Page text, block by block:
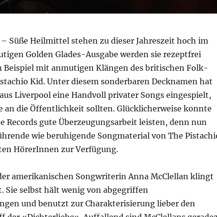
– Süße Heilmittel stehen zu dieser Jahreszeit hoch im
Golden Glades-Ausgabe werden sie rezeptfrei
Beispiel mit anmutigen Klängen des britischen Folk-
Kid. Unter diesem sonderbaren Decknamen hat
Liverpool eine Handvoll privater Songs eingespielt,
an die Öffentlichkeit sollten. Glücklicherweise konnte
Records gute Überzeugungsarbeit leisten, denn nun
wie beruhigende Songmaterial von The
HörerInnen zur Verfügung.
amerikanischen Songwriterin Anna McClellan klingt
Sie selbst hält wenig von abgegriffen
und benutzt zur Charakterisierung lieber den